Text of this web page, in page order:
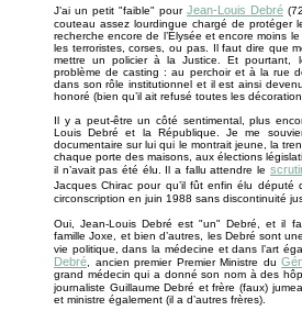
J’ai un petit "faible" pour Jean-Louis Debré
couteau assez lourdingue chargé de protéger
recherche encore de l’Élysée et encore moins
les terroristes, corses, ou pas. Il faut dire que
mettre un policier à la Justice. Et pourtant,
problème de casting : au perchoir et à la rue
dans son rôle institutionnel et il est ainsi
honoré (bien qu’il ait refusé toutes les
Il y a peut-être un côté sentimental, plus
Louis Debré et la République. Je me
documentaire sur lui qui le montrait jeune, la
chaque porte des maisons, aux élections
il n’avait pas été élu. Il a fallu attendre le
Jacques Chirac pour qu’il fût enfin élu
circonscription en juin 1988 sans discontinuité
Oui, Jean-Louis Debré est "un" Debré, et il
famille Joxe, et bien d’autres, les Debré sont
vie politique, dans la médecine et dans l’art
Debré , ancien premier Premier Ministre du
grand médecin qui a donné son nom à des
journaliste Guillaume Debré et frère (faux)
et ministre également (il a d’autres frères).